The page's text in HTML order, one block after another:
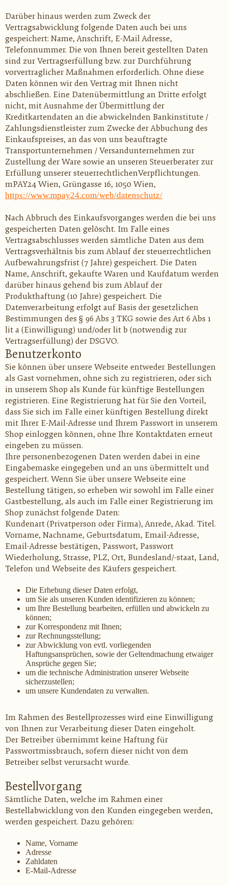
Darüber hinaus werden zum Zweck der
Vertragsabwicklung folgende Daten auch bei uns
gespeichert: Name, Anschrift, E-Mail Adresse,
Telefonnummer. Die von Ihnen bereit gestellten Daten
sind zur Vertragserfüllung bzw. zur Durchführung
vorvertraglicher Maßnahmen erforderlich. Ohne diese
Daten können wir den Vertrag mit Ihnen nicht
abschließen. Eine Datenübermittlung an Dritte erfolgt
nicht, mit Ausnahme der Übermittlung der
Kreditkartendaten an die abwickelnden Bankinstitute /
Zahlungsdienstleister zum Zwecke der Abbuchung des
Einkaufspreises, an das von uns beauftragte
Transportunternehmen / Versandunternehmen zur
Zustellung der Ware sowie an unseren Steuerberater zur
Erfüllung unserersteuerrechtlichenVerpflichtungen.
mPAY24 Wien, Grüngasse 16, 1050 Wien,
https://www.mpay24.com/web/datenschutz/
Nach Abbruch des Einkaufsvorganges werden die bei uns
gespeicherten Daten gelöscht. Im Falle eines
Vertragsabschlusses werden sämtliche Daten aus dem
Vertragsverhältnis bis zum Ablauf der steuerrechtlichen
Aufbewahrungsfrist (7 Jahre) gespeichert. Die Daten
Name, Anschrift, gekaufte Waren und Kaufdatum werden
darüber hinaus gehend bis zum Ablauf der
Produkthaftung (10 Jahre) gespeichert. Die
Datenverarbeitung erfolgt auf Basis der gesetzlichen
Bestimmungen des § 96 Abs 3 TKG sowie des Art 6 Abs 1
lit a (Einwilligung) und/oderlit b (notwendig zur
Vertragserfüllung) der DSGVO.
Benutzerkonto
Sie können über unsere Webseite entweder Bestellungen
als Gast vornehmen, ohne sich zu registrieren, oder sich
in unserem Shop als Kunde für künftige Bestellungen
registrieren. Eine Registrierung hat für Sie den Vorteil,
dass Sie sich im Falle einer künftigen Bestellung direkt
mit Ihrer E-Mail-Adresse und Ihrem Passwort in unserem
Shop einloggen können, ohne Ihre Kontaktdaten erneut
eingeben zu müssen.
Ihre personenbezogenen Daten werden dabei in eine
Eingabemaske eingegeben und an uns übermittelt und
gespeichert. Wenn Sie über unsere Webseite eine
Bestellung tätigen, so erheben wir sowohl im Falle einer
Gastbestellung, als auch im Falle einer Registrierung im
Shop zunächst folgende Daten:
Kundenart (Privatperson oder Firma), Anrede, Akad. Titel.
Vorname, Nachname, Geburtsdatum, Email-Adresse,
Email-Adresse bestätigen, Passwort, Passwort
Wiederholung, Strasse, PLZ, Ort, Bundesland/-staat, Land,
Telefon und Webseite des Käufers gespeichert.
Die Erhebung dieser Daten erfolgt,
um Sie als unseren Kunden identifizieren zu können;
um Ihre Bestellung bearbeiten, erfüllen und abwickeln zu
können;
zur Korrespondenz mit Ihnen;
zur Rechnungsstellung;
zur Abwicklung von evtl. vorliegenden
Haftungsansprüchen, sowie der Geltendmachung etwaiger
Ansprüche gegen Sie;
um die technische Administration unserer Webseite
sicherzustellen;
um unsere Kundendaten zu verwalten.
Im Rahmen des Bestellprozesses wird eine Einwilligung
von Ihnen zur Verarbeitung dieser Daten eingeholt.
Der Betreiber übernimmt keine Haftung für
Passwortmissbrauch, sofern dieser nicht von dem
Betreiber selbst verursacht wurde.
Bestellvorgang
Sämtliche Daten, welche im Rahmen einer
Bestellabwicklung von den Kunden eingegeben werden,
werden gespeichert. Dazu gehören:
Name, Vorname
Adresse
Zahldaten
E-Mail-Adresse